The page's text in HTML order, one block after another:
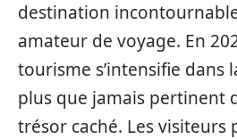
destination
amateur de voyage. En
tourisme s’intensifie dans
plus que jamais pertinent
trésor caché. Les visiteurs